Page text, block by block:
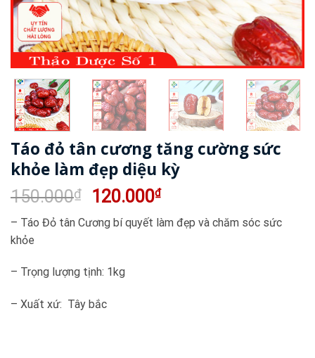
Táo đỏ tân cương tăng cường sức
khỏe làm đẹp diệu kỳ
150.000₫
Giá
là:
120.000₫Giá
tại
– Táo Đỏ tân Cương bí quyết làm đẹp và chăm sóc sức
khỏe
– Trọng lượng tịnh: 1kg
– Xuất xứ: Tây bắc